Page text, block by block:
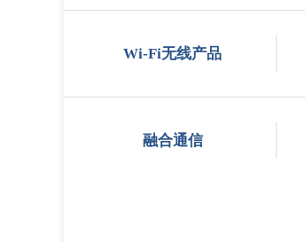
Wi-Fi无线产品
融合通信